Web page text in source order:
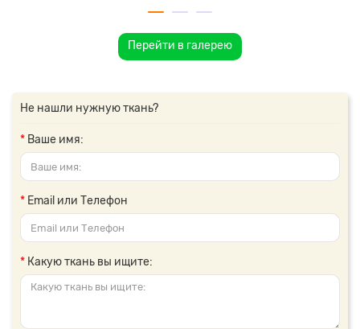
Перейти в галерею
Не нашли нужную ткань?
Ваше имя:
Email или Телефон
Какую ткань вы ищите: